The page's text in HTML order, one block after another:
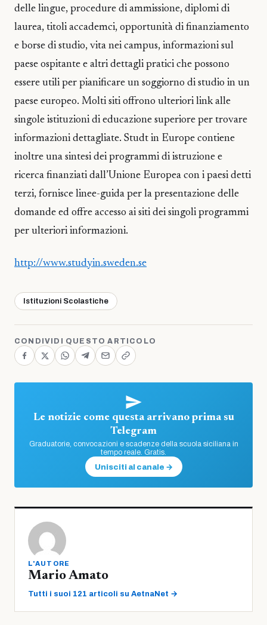
delle lingue, procedure di ammissione, diplomi di
laurea, titoli accademci, opportunità di finanziamento
e borse di studio, vita nei campus, informazioni sul
paese ospitante e altri dettagli pratici che possono
essere utili per pianificare un soggiorno di studio in un
paese europeo. Molti siti offrono ulteriori link alle
singole istituzioni di educazione superiore per trovare
informazioni dettagliate. Studt in Europe contiene
inoltre una sintesi dei programmi di istruzione e
ricerca finanziati dall’Unione Europea con i paesi detti
terzi, fornisce linee-guida per la presentazione delle
domande ed offre accesso ai siti dei singoli programmi
per ulteriori informazioni.
http://www.studyin.sweden.se
Istituzioni Scolastiche
CONDIVIDI QUESTO ARTICOLO
Le notizie come questa arrivano prima su
Telegram
Graduatorie, convocazioni e scadenze della scuola siciliana in
tempo reale. Gratis.
Unisciti al canale →
L'AUTORE
Mario Amato
Tutti i suoi 121 articoli su AetnaNet →